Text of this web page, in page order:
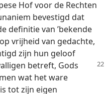
Hof voor de Rechten
bevestigd dat
definitie van ’bekende
vrijheid van gedachte,
zijn hun geloof
betreft, Gods
wat het ware
tot zijn eigen